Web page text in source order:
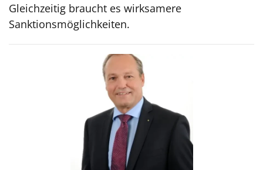
Gleichzeitig braucht es wirksamere
Sanktionsmöglichkeiten.